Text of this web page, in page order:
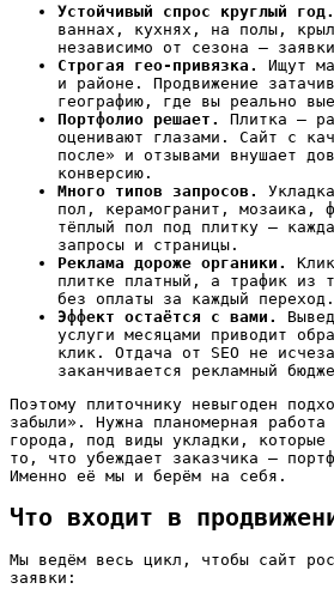
Устойчивый спрос круглый год.
ваннах, кухнях, на полы,
независимо от сезона —
Строгая гео-привязка.
Ищут
и районе. Продвижение
географию, где вы реально
Портфолио решает.
Плитка —
оценивают глазами. Сайт с
после» и отзывами внушает
конверсию.
Много типов запросов.
пол, керамогранит, мозаика,
тёплый пол под плитку —
запросы и страницы.
Реклама дороже органики.
плитке платный, а трафик из
без оплаты за каждый переход.
Эффект остаётся с вами.
услуги месяцами приводит
клик. Отдача от SEO не
заканчивается рекламный
Поэтому плиточнику невыгоден
забыли». Нужна планомерная
города, под виды укладки,
то, что убеждает заказчика —
Именно её мы и берём на себя.
Что входит в
Мы ведём весь цикл, чтобы сайт
заявки: